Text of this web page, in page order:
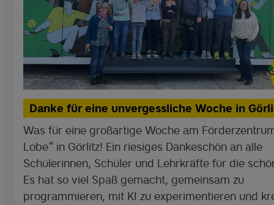
Danke für eine unvergessliche Woche in
Was für eine großartige Woche am
Lobe“ in Görlitz! Ein riesiges Dankeschön an alle
Schülerinnen, Schüler und Lehrkräfte für die
Es hat so viel Spaß gemacht, gemeinsam zu
programmieren, mit KI zu experimentieren und